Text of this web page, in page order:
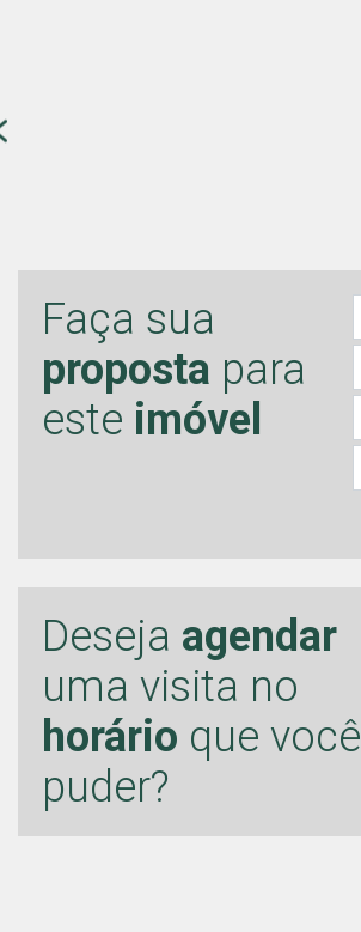
Faça sua
proposta para
este imóvel
Deseja agendar
uma visita no
horário que você
puder?